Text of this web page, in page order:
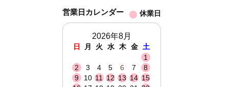
営業日カレンダー 休業日
2026年8月
日 月 火 水 木 金
土
1
2
3 4 5 6 7
8
9
10 11 12 13 14 15